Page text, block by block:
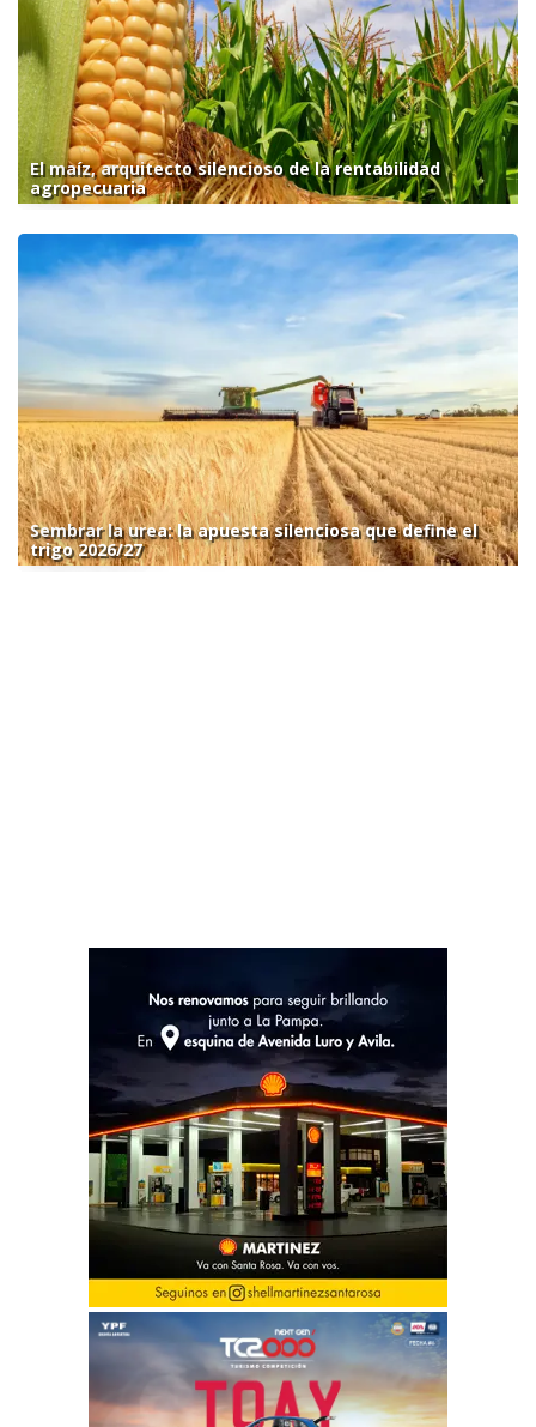
El maíz, arquitecto silencioso de la rentabilidad
agropecuaria
Sembrar la urea: la apuesta silenciosa que define el
trigo 2026/27